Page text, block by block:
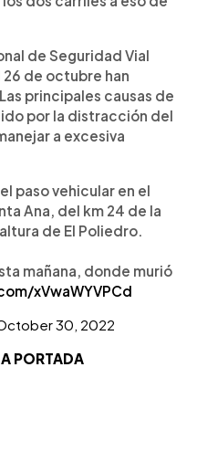
de Seguridad Vial
de octubre han
principales causas de
por la distracción del
a excesiva
paso vehicular en el
Ana, del km 24 de la
de El Poliedro.
mañana, donde murió
xVwaWYVPCd
30, 2022
PORTADA